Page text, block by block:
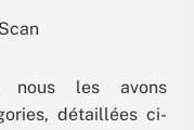
nous les avons
détaillées ci-